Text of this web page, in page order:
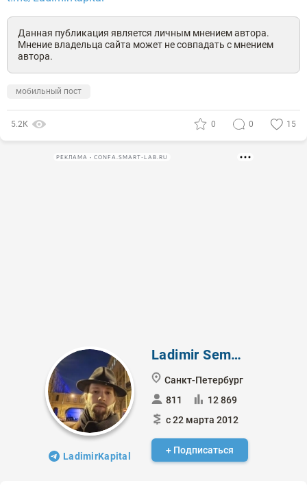
Данная публикация является личным мнением автора.
Мнение владельца сайта может не совпадать с мнением
автора.
мобильный пост
5.2К 0 0 15
РЕКЛАМА • CONFA.SMART-LAB.RU
LadimirKapital
Ladimir Semenov
Санкт-Петербург
811
12 869
с 22 марта 2012
+ Подписаться